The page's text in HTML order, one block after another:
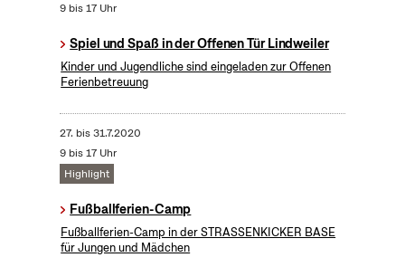
9 bis 17 Uhr
Spiel und Spaß in der Offenen Tür Lindweiler
Kinder und Jugendliche sind eingeladen zur Offenen
Ferienbetreuung
27. bis31.7.2020
9 bis 17 Uhr
Highlight
Fußballferien-Camp
Fußballferien-Camp in der STRASSENKICKER BASE
für Jungen und Mädchen